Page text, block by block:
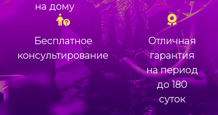
на дому
Бесплатное
консультирование
Отличная
гарантия
на период
до 180
суток